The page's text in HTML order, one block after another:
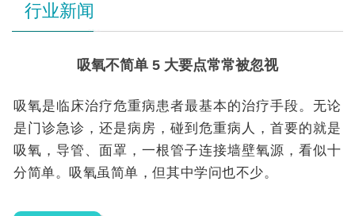
行业新闻
吸氧不简单 5 大要点常常被忽视
吸氧是临床治疗危重病患者最基本的治疗手段。无论
是门诊急诊，还是病房，碰到危重病人，首要的就是
吸氧，导管、面罩，一根管子连接墙壁氧源，看似十
分简单。吸氧虽简单，但其中学问也不少。